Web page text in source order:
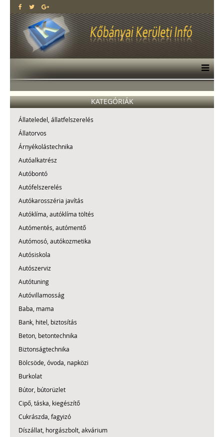
KATEGÓRIÁK
Állateledel, állatfelszerelés
Állatorvos
Árnyékolástechnika
Autóalkatrész
Autóbontó
Autófelszerelés
Autókarosszéria javítás
Autóklíma, autóklíma töltés
Autómentés, autómentő
Autómosó, autókozmetika
Autósiskola
Autószerviz
Autótuning
Autóvillamosság
Baba, mama
Bank, hitel, biztosítás
Beton, betontechnika
Biztonságtechnika
Bölcsöde, óvoda, napközi
Burkolat
Bútor, bútorüzlet
Cipő, táska, kiegészítő
Cukrászda, fagyizó
Díszállat, horgászbolt, akvárium